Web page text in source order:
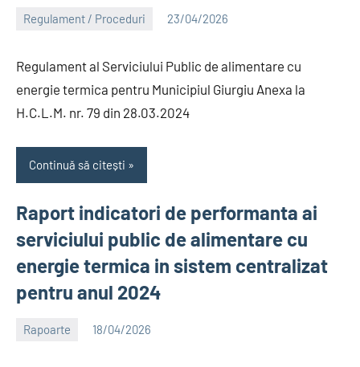
Regulament / Proceduri 23/04/2026
Alexandru
Regulament al Serviciului Public de alimentare cu
energie termica pentru Municipiul Giurgiu Anexa la
H.C.L.M. nr. 79 din 28.03.2024
Continuă să citești
Raport indicatori de performanta ai
serviciului public de alimentare cu
energie termica in sistem centralizat
pentru anul 2024
Rapoarte 18/04/2026
Alexandru